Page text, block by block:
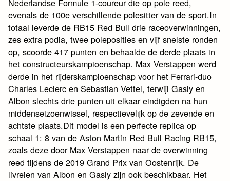
Nederlandse Formule 1-coureur die op pole reed,
evenals de 100e verschillende polesitter van de sport.In
totaal leverde de RB15 Red Bull drie raceoverwinningen,
zes extra podia, twee poleposities en vijf snelste ronden
op, scoorde 417 punten en behaalde de derde plaats in
het constructeurskampioenschap. Max Verstappen werd
derde in het rijderskampioenschap voor het Ferrari-duo
Charles Leclerc en Sebastian Vettel, terwijl Gasly en
Albon slechts drie punten uit elkaar eindigden na hun
middenseizoenwissel, respectievelijk op de zevende en
achtste plaats.Dit model is een perfecte replica op
schaal 1: 8 van de Aston Martin Red Bull Racing RB15,
zoals deze door Max Verstappen naar de overwinning
reed tijdens de 2019 Grand Prix van Oostenrijk. De
livreien van Albon en Gasly zijn ook beschikbaar. Het